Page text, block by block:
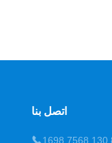
اتصل بنا